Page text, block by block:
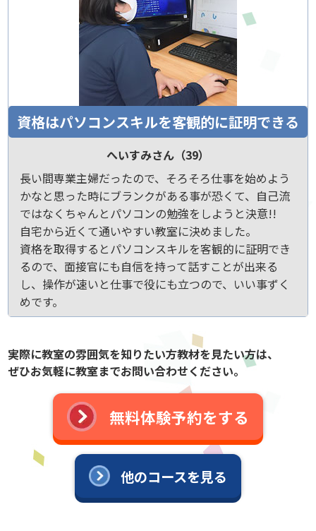
資格はパソコンスキルを客観的に証明できる
へいすみさん（39）
長い間専業主婦だったので、そろそろ仕事を始めよう
かなと思った時にブランクがある事が恐くて、自己流
ではなくちゃんとパソコンの勉強をしようと決意!!
自宅から近くて通いやすい教室に決めました。
資格を取得するとパソコンスキルを客観的に証明でき
るので、面接官にも自信を持って話すことが出来る
し、操作が速いと仕事で役にも立つので、いい事ずく
めです。
実際に教室の雰囲気を知りたい方教材を見たい方は、
ぜひお気軽に教室までお問い合わせください。
無料体験予約をする
他のコースを見る